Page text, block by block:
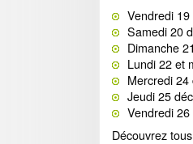
Vendredi
Samedi 20
Dimanche
Lundi 22 et
Mercredi
Jeudi 25
Vendredi
Découvrez